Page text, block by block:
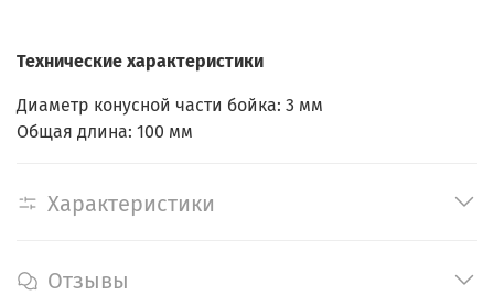
Технические характеристики
Диаметр конусной части бойка: 3 мм
Общая длина: 100 мм
Характеристики
Отзывы